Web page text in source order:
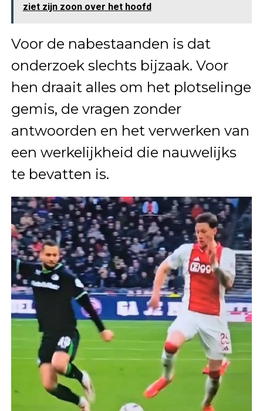
ziet zijn zoon over het hoofd
Voor de nabestaanden is dat
onderzoek slechts bijzaak. Voor
hen draait alles om het plotselinge
gemis, de vragen zonder
antwoorden en het verwerken van
een werkelijkheid die nauwelijks
te bevatten is.